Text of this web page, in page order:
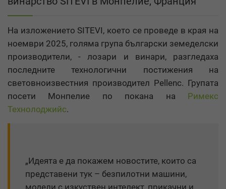
На изложението SITEVI, което се проведе в края на
ноември 2025, голяма група български земеделски
производители, - лозари и винари, разгледаха
последните технологични постижения на
световноизвестния производител Pellenc. Групата
посети Монпелие по покана на Римекс
Технолоджийс.
„Идеята е да покажем новостите, които са
представени тук – безпилотни машини,